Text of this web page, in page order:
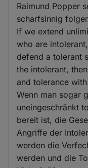
Raimund Popper
scharfsinnig
If we extend
who are
defend a tolerant
the intolerant,
and tolerance
Wenn man sogar
uneingeschränkt
bereit ist, die
Angriffe der
werden die
werden und die